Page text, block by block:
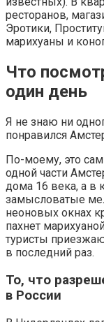
ресторанов,
Эротики,
марихуаны и
Что
один день
Я не знаю ни
понравился
По-моему, это
одной части
дома 16 века, а в
замысловатые
неоновых окнах
пахнет
туристы
в последний раз.
То, что
в России